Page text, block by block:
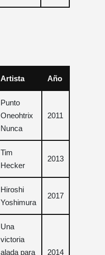
Artista Año
Punto
Oneohtrix
Nunca
2011
Tim
Hecker
2013
Hiroshi
Yoshimura
2017
Una
victoria
alada para
2014